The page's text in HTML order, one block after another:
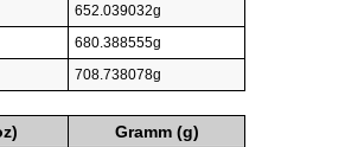
652.039032g
680.388555g
708.738078g
Gramm (g)